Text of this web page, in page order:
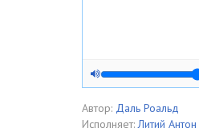
Автор: Даль Роальд
Исполняет: Литий Антон